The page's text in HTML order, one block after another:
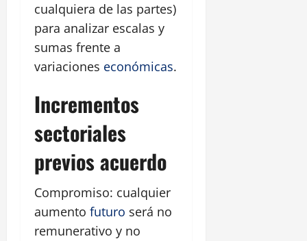
cualquiera de las partes)
para analizar escalas y
sumas frente a
variaciones económicas.
Incrementos
sectoriales
previos acuerdo
Compromiso: cualquier
aumento futuro será no
remunerativo y no